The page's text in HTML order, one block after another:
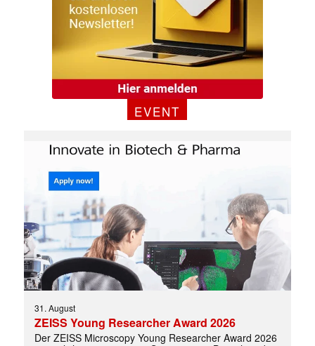
EVENT
31. August
ZEISS Young Researcher Award 2026
Der ZEISS Microscopy Young Researcher Award 2026